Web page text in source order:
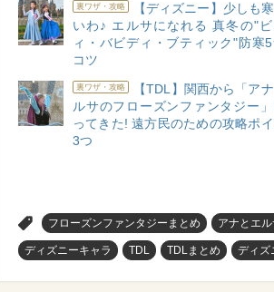
裏ワザ・攻略
【ディズニー】少しも
いわ♪ エルサになれる 真冬の"
ィ・バビディ・ブティック"防寒
コツ
裏ワザ・攻略
【TDL】関西から「ア
ルサのフローズンファンタジー
ってきた! 遠方民のための攻略ポイ
3つ
フローズンファンタジーまとめ アナとエ
ディズニーキャラ TDL TDLまとめ ディズ